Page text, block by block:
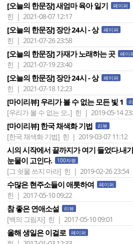
[오늘의 한문장] 새엄마 육아 일기 페이퍼
힌 | 2021-08-07 12:17
[오늘의 한문장] 장안 24시 - 상 페이퍼
힌 | 2021-07-26 23:58
[오늘의 한문장] 가재가 노래하는 곳 페이
힌 | 2021-07-19 23:40
[오늘의 한문장] 장안 24시 - 상 페이퍼
힌 | 2021-07-18 12:23
[마이리뷰] 우리가 볼 수 없는 모든 빛 1
[우리가 볼 수 없는 모..] 힌 | 2019-05-14
[마이리뷰] 한국 채색화 기법 리뷰
[한국 채색화 기법] 힌 | 2019-03-07 11:12
시의 시작에서 끝까지가 여기 들었다.내
눈물이 고인다.
100자평
[그 쇳물 쓰지 마라] 힌 | 2019-02-26 23:54
수많은 현주소들이 애틋하여 페이퍼
힌 | 2017-05-10 09:22
참 좋은 연애소설 리뷰
[백의 그림자] 힌 | 2017-05-10 09:01
올해 생일은 이걸로 페이퍼